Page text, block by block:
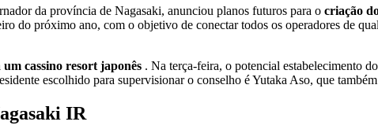
da província de Nagasaki, anunciou planos futuros para o criação
do próximo ano, com o objetivo de conectar todos os operadores de
cassino resort japonês . Na terça-feira, o potencial estabelecimento
escolhido para supervisionar o conselho é Yutaka Aso, que
IR